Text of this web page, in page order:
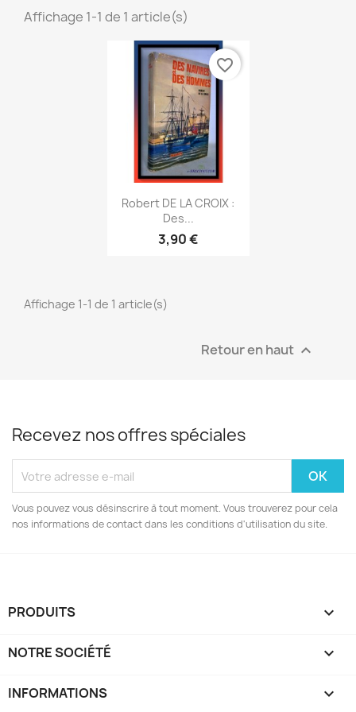
Affichage 1-1 de 1 article(s)
Aperçu rapide
Robert DE LA CROIX :
Des...
3,90 €
favorite_border
Affichage 1-1 de 1 article(s)
Retour en haut 
Recevez nos offres spéciales
Vous pouvez vous désinscrire à tout moment. Vous trouverez pour cela
nos informations de contact dans les conditions d'utilisation du site.
PRODUITS 
NOTRE SOCIÉTÉ 
INFORMATIONS keyboard_arrow_down